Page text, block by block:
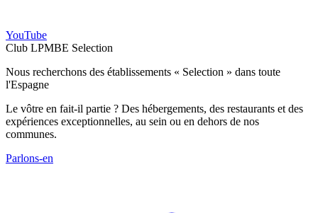
YouTube
Club LPMBE Selection
Nous recherchons des établissements « Selection » dans toute
l'Espagne
Le vôtre en fait-il partie ? Des hébergements, des restaurants et des
expériences exceptionnelles, au sein ou en dehors de nos
communes.
Parlons-en